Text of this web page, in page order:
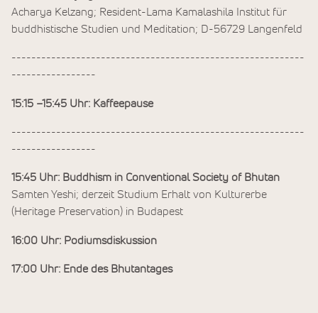
Acharya Kelzang; Resident-Lama Kamalashila Institut für
buddhistische Studien und Meditation; D-56729 Langenfeld
-----------------------------------------------------------
-----------------
15:15 –15:45 Uhr: Kaffeepause
-----------------------------------------------------------
-----------------
15:45 Uhr: Buddhism in Conventional Society of Bhutan
Samten Yeshi; derzeit Studium Erhalt von Kulturerbe
(Heritage Preservation) in Budapest
16:00 Uhr: Podiumsdiskussion
17:00 Uhr: Ende des Bhutantages